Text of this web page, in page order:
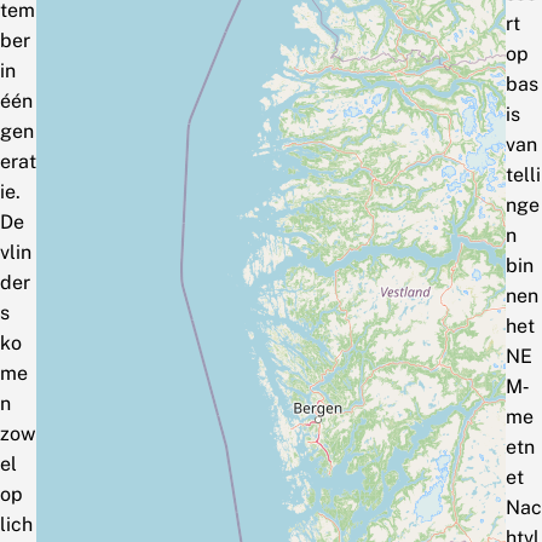
tem
ber
in
één
gen
erat
ie.
De
vlin
der
s
ko
me
n
zow
el
op
lich
rt
op
bas
is
van
telli
nge
n
bin
nen
het
NE
M‑
me
etn
et
Nac